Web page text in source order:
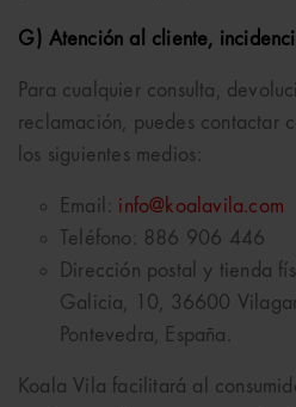
G) Atención al cliente,
Para cualquier consulta,
reclamación, puedes contactar
los siguientes medios:
Email: info@koalavila.com
Teléfono: 886 906 446
Dirección postal y tienda
Galicia, 10, 36600
Pontevedra, España.
Koala Vila facilitará al